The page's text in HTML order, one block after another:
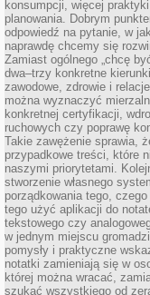
konsumpcji, więcej
planowania. Dobrym
odpowiedź na pytanie, w
naprawdę chcemy się
Zamiast ogólnego „chcę
dwa–trzy konkretne
zawodowe, zdrowie i
można wyznaczyć
konkretnej certyfikacji,
ruchowych czy poprawę
Takie zawężenie sprawia,
przypadkowe treści, które
naszymi priorytetami.
stworzenie własnego
porządkowania tego,
tego użyć aplikacji do
tekstowego czy
w jednym miejscu
pomysły i praktyczne
notatki zamieniają się w
której można wracać,
szukać wszystkiego od